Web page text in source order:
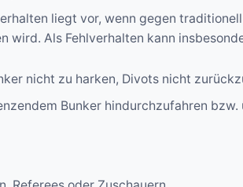
liegt vor, wenn gegen
Als Fehlverhalten kann
nicht zu harken, Divots nicht
Bunker hindurchzufahren bzw.